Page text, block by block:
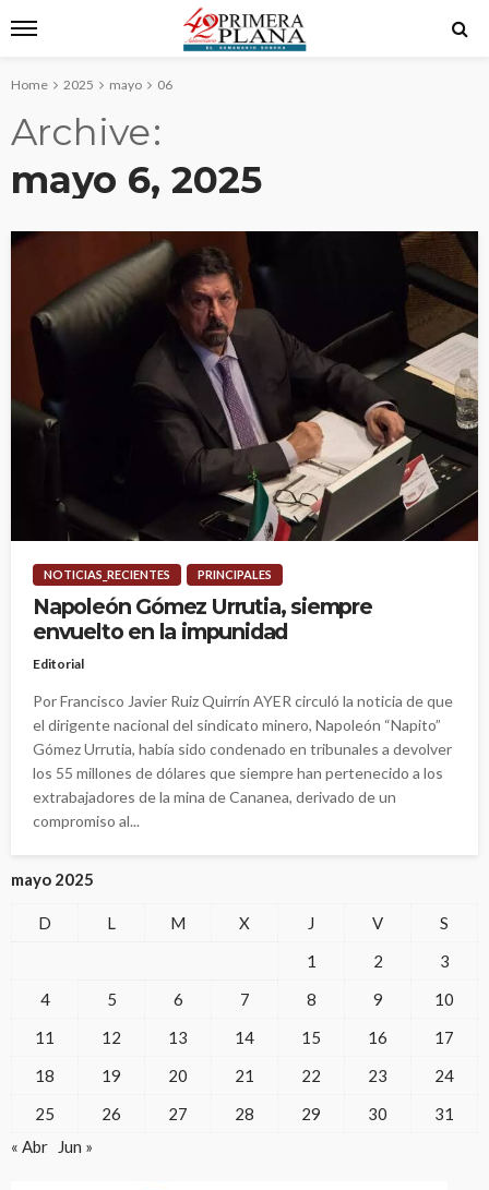
Home 2025 mayo 06
Archive
mayo 6, 2025
NOTICIAS_RECIENTES PRINCIPALES
Napoleón Gómez Urrutia, siempre
envuelto en la impunidad
Editorial
Por Francisco Javier Ruiz Quirrín AYER circuló la noticia de que
el dirigente nacional del sindicato minero, Napoleón “Napito”
Gómez Urrutia, había sido condenado en tribunales a devolver
los 55 millones de dólares que siempre han pertenecido a los
extrabajadores de la mina de Cananea, derivado de un
compromiso al...
mayo 2025
D L M X J V
S
1
2
3
4
5 6 7 8 9
10
11
12 13 14 15 16
17
18
19 20 21 22 23
24
25
26 27 28 29 30
31
« Abr
Jun »